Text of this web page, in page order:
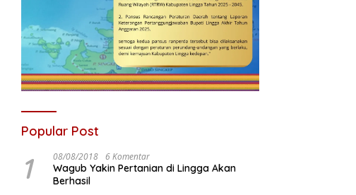
Popular Post
1 08/08/2018 6 Komentar
Wagub Yakin Pertanian di Lingga Akan
Berhasil